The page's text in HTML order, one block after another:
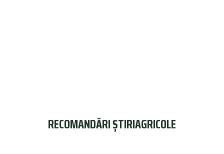
RECOMANDĂRI ȘTIRIAGRICOLE